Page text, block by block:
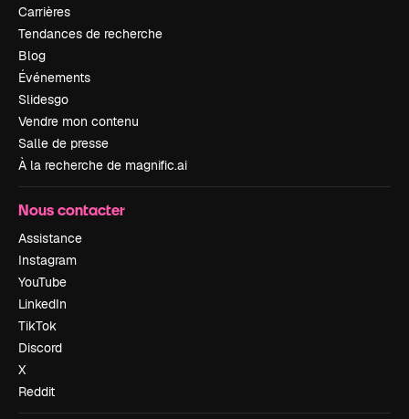
Carrières
Tendances de recherche
Blog
Événements
Slidesgo
Vendre mon contenu
Salle de presse
À la recherche de magnific.ai
Nous contacter
Assistance
Instagram
YouTube
LinkedIn
TikTok
Discord
X
Reddit